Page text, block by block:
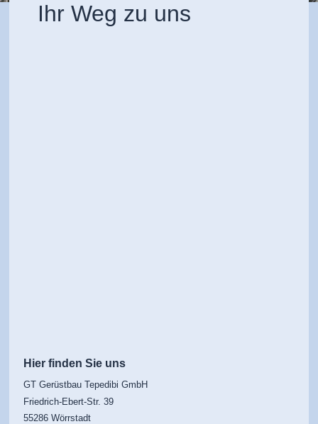
Ihr Weg zu uns
Hier finden Sie uns
GT Gerüstbau Tepedibi GmbH
Friedrich-Ebert-Str. 39
55286 Wörrstadt